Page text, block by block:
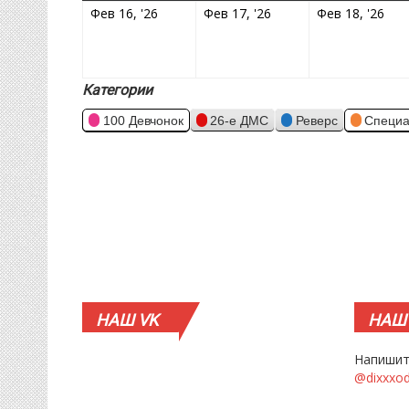
Фев 16, '26 16.02.2026Фев 17, '26 17.02.2026Фев 18, '26
Категории
100 Девчонок 26-е ДМС Реверс
НАШVK НАШ